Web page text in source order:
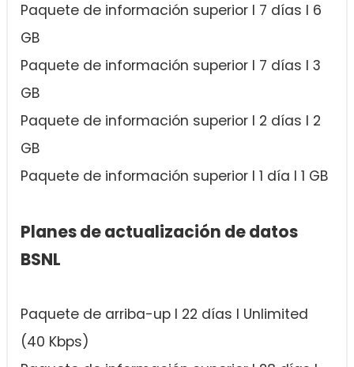
Paquete de información superior I 7 días I 6
GB
Paquete de información superior I 7 días I 3
GB
Paquete de información superior I 2 días I 2
GB
Paquete de información superior I 1 día I 1 GB
Planes de actualización de datos
BSNL
Paquete de arriba-up I 22 días I Unlimited
(40 Kbps)